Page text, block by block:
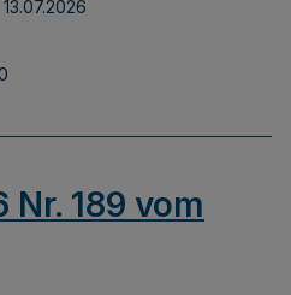
13.07.2026
Nr. 189 vom